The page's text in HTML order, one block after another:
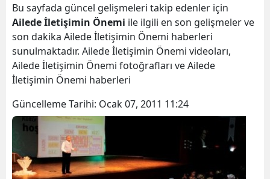
Bu sayfada güncel gelişmeleri takip edenler için
Ailede İletişimin Önemi ile ilgili en son gelişmeler ve
son dakika Ailede İletişimin Önemi haberleri
sunulmaktadır. Ailede İletişimin Önemi videoları,
Ailede İletişimin Önemi fotoğrafları ve Ailede
İletişimin Önemi haberleri
Güncelleme Tarihi: Ocak 07, 2011 11:24